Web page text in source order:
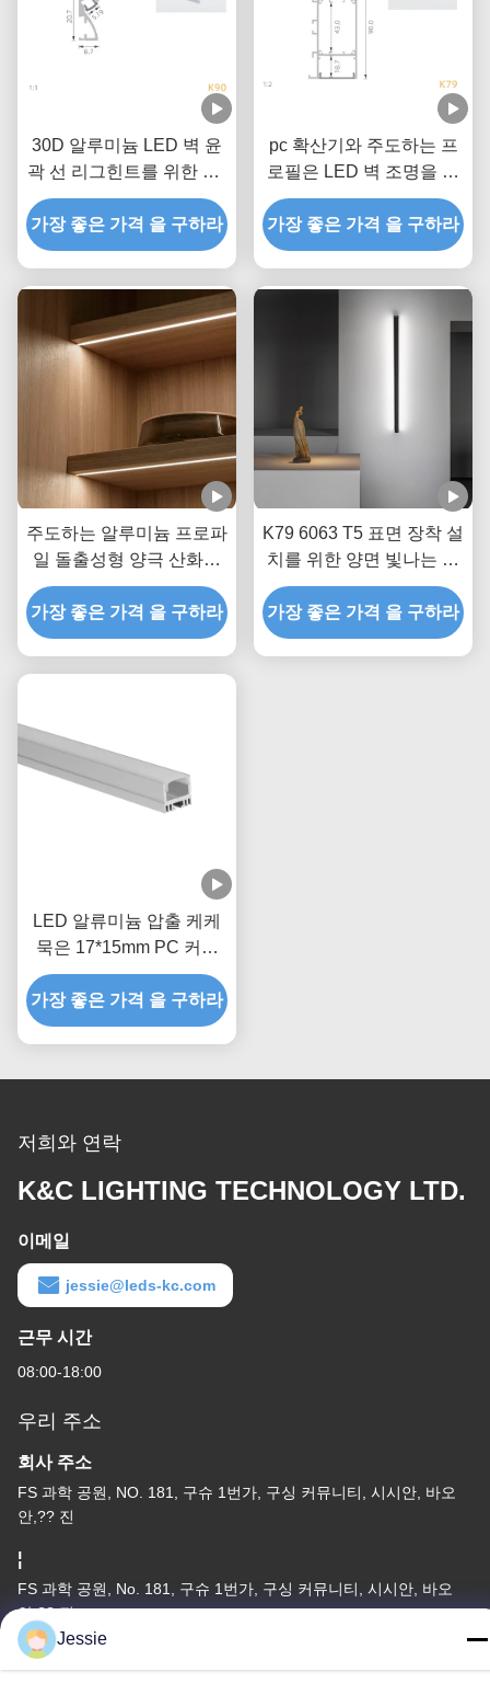
30D 알루미늄 LED 벽 윤
곽 선 리그힌트를 위한 PC
PMMA 확산기
가장 좋은 가격 을 구하라
pc 확산기와 주도하는 프
로필은 LED 벽 조명을 위
한 알루미늄 통로를 이끌
었습니다
가장 좋은 가격 을 구하라
주도하는 알루미늄 프로파
일 돌출성형 양극 산화된
12 밀리미터 알루미늄
LED 벽 조명
가장 좋은 가격 을 구하라
K79 6063 T5 표면 장착 설
치를 위한 양면 빛나는 알
루미늄 LED 프로필
가장 좋은 가격 을 구하라
LED 알류미늄 압출 케케
묵은 17*15mm PC 커버
흑백 표면은 휴회했습니다
가장 좋은 가격 을 구하라
저희와 연락
K&C LIGHTING TECHNOLOGY LTD.
이메일
jessie@leds-kc.com
근무 시간
08:00-18:00
우리 주소
회사 주소
FS 과학 공원, NO. 181, 구슈 1번가, 구싱 커뮤니티, 시시안, 바오
안,?? 진
¦
FS 과학 공원, No. 181, 구슈 1번가, 구싱 커뮤니티, 시시안, 바오
안,?? 진
전화
Jessie